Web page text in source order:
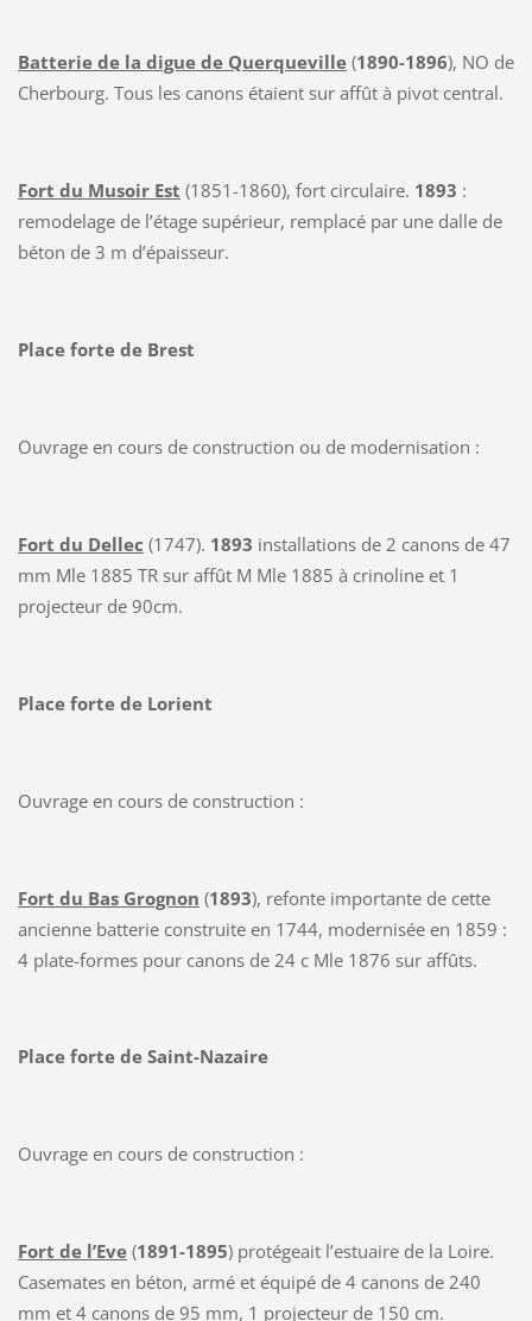
Batterie de la digue de Querqueville(1890-1896), NO de
Cherbourg. Tous les canons étaient sur affût à pivot central.
Fort du Musoir Est (1851-1860), fort circulaire. 1893 :
remodelage de l’étage supérieur, remplacé par une dalle de
béton de 3 m d’épaisseur.
Place forte de Brest
Ouvrage en cours de construction ou de modernisation :
Fort du Dellec (1747). 1893 installations de 2 canons de 47
mm Mle 1885 TR sur affût M Mle 1885 à crinoline et 1
projecteur de 90cm.
Place forte de Lorient
Ouvrage en cours de construction :
Fort du Bas Grognon (1893), refonte importante de cette
ancienne batterie construite en 1744, modernisée en 1859 :
4 plate-formes pour canons de 24 c Mle 1876 sur affûts.
Place forte de Saint-Nazaire
Ouvrage en cours de construction :
Fort de l’Eve(1891-1895) protégeait l’estuaire de la Loire.
Casemates en béton, armé et équipé de 4 canons de 240
mm et 4 canons de 95 mm, 1 projecteur de 150 cm.